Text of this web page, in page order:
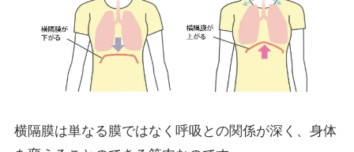
横隔膜は単なる膜ではなく呼吸との関係が深く、身体